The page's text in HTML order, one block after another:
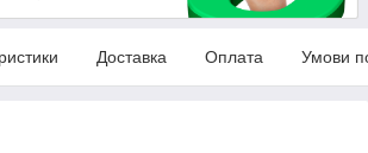
Доставка Оплата Умови